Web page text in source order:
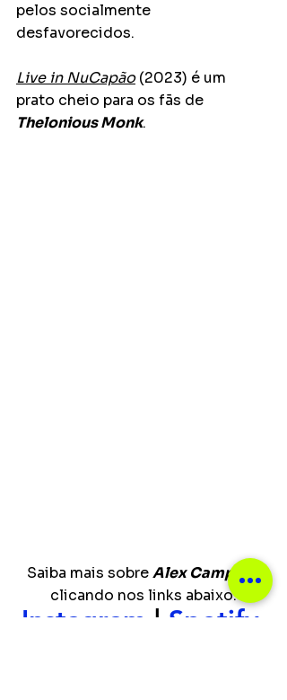
pelos socialmente
desfavorecidos.
Live in NuCapão (2023) é um
prato cheio para os fãs de
Thelonious Monk.
Saiba mais sobre Alex Campelo
clicando nos links abaixo.
Instagram | Spotify